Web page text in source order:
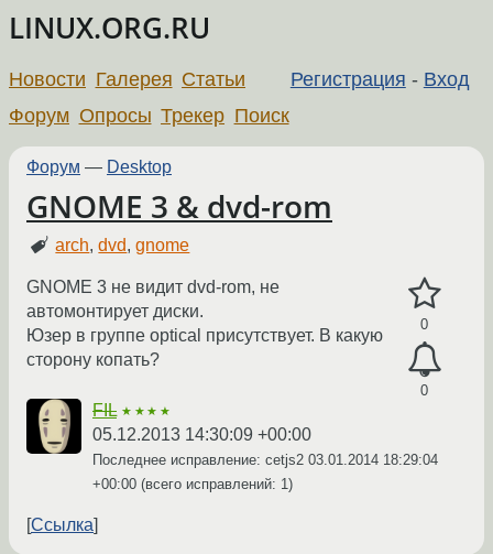
LINUX.ORG.RU
Регистрация - Вход
Новости Галерея Статьи
Форум Опросы Трекер Поиск
Форум — Desktop
GNOME 3 & dvd-rom
arch,dvd,gnome
0
0
GNOME 3 не видит dvd-rom, не
автомонтирует диски.
Юзер в группе optical присутствует. В какую
сторону копать?
FIL ★★★★
05.12.2013 14:30:09 +00:00
Последнее исправление: cetjs2 03.01.2014 18:29:04
+00:00 (всего исправлений: 1)
Ссылка